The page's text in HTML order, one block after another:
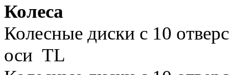
Колеса
Колесные диски с 10
оси TL